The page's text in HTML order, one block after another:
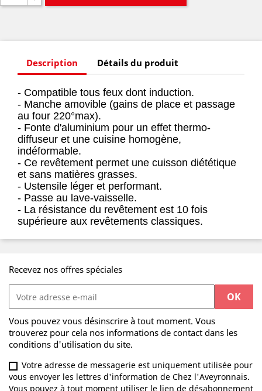
Description Détails du produit
- Compatible tous feux dont induction.
- Manche amovible (gains de place et passage
au four 220°max).
- Fonte d'aluminium pour un effet thermo-
diffuseur et une cuisine homogène,
indéformable.
- Ce revêtement permet une cuisson diététique
et sans matières grasses.
- Ustensile léger et performant.
- Passe au lave-vaisselle.
- La résistance du revêtement est 10 fois
supérieure aux revêtements classiques.
Recevez nos offres spéciales
Vous pouvez vous désinscrire à tout moment. Vous
trouverez pour cela nos informations de contact dans les
conditions d'utilisation du site.
Votre adresse de messagerie est uniquement utilisée pour
vous envoyer les lettres d'information de Chez l'Aveyronnais.
Vous pouvez à tout moment utiliser le lien de désabonnement